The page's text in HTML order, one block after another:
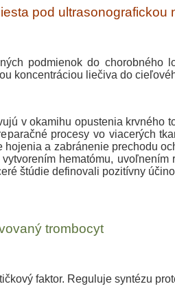
pod
podmienok do chorobného
koncentráciou liečiva do
v okamihu opustenia krvného
procesy vo viacerých
a zabránenie prechodu
hematómu,
štúdie definovali pozitívny
trombocyt
faktor. Reguluje syntézu